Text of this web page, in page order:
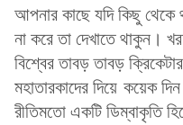
আপনার কাছে যদি কিছু
না করে তা দেখাতে থাকুন।
বিশ্বের তাবড় তাবড়
মহাতারকাদের দিয়ে কয়েক
রীতিমতো একটি ডিম্বাকৃতি